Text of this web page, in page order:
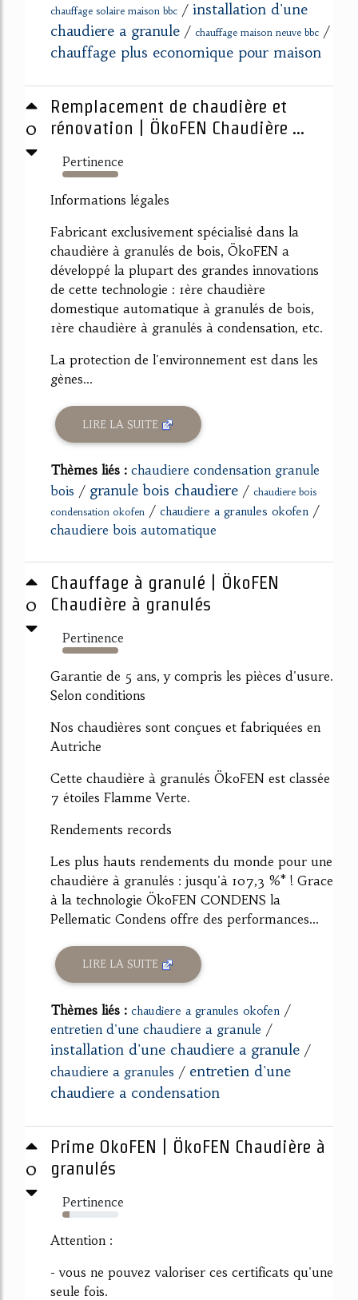
chauffage solaire maison bbc / installation d'une
chaudiere a granule / chauffage maison neuve bbc /
chauffage plus economique pour maison
0
Remplacement de chaudière et
rénovation | ÖkoFEN Chaudière ...
Pertinence
263%
Informations légales
Fabricant exclusivement spécialisé dans la
chaudière à granulés de bois, ÖkoFEN a
développé la plupart des grandes innovations
de cette technologie : 1ère chaudière
domestique automatique à granulés de bois,
1ère chaudière à granulés à condensation, etc.
La protection de l'environnement est dans les
gènes...
LIRE LA SUITE
Thèmes liés : chaudiere condensation granule
bois / granule bois chaudiere / chaudiere bois
condensation okofen / chaudiere a granules okofen /
chaudiere bois automatique
0
Chauffage à granulé | ÖkoFEN
Chaudière à granulés
Pertinence
151%
Garantie de 5 ans, y compris les pièces d'usure.
Selon conditions
Nos chaudières sont conçues et fabriquées en
Autriche
Cette chaudière à granulés ÖkoFEN est classée
7 étoiles Flamme Verte.
Rendements records
Les plus hauts rendements du monde pour une
chaudière à granulés : jusqu'à 107,3 %* ! Grace
à la technologie ÖkoFEN CONDENS la
Pellematic Condens offre des performances...
LIRE LA SUITE
Thèmes liés : chaudiere a granules okofen /
entretien d'une chaudiere a granule /
installation d'une chaudiere a granule /
chaudiere a granules / entretien d'une
chaudiere a condensation
0
Prime OkoFEN | ÖkoFEN Chaudière à
granulés
Pertinence
13%
Attention :
- vous ne pouvez valoriser ces certificats qu'une
seule fois.